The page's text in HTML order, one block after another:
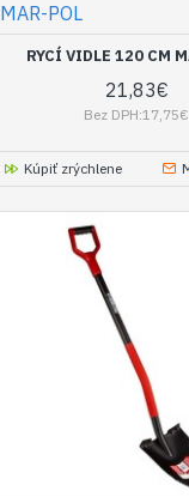
MAR-POL
RYCÍ VIDLE 120 CM
21,83€
Bez DPH:17,75€
Kúpiť zrýchlene